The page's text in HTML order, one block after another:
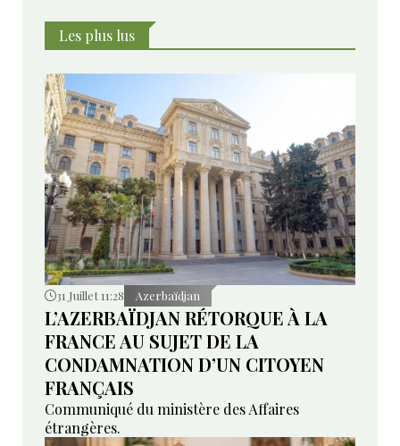
Les plus lus
31 Juillet 11:28 Azerbaïdjan
L’AZERBAÏDJAN RÉTORQUE À LA
FRANCE AU SUJET DE LA
CONDAMNATION D’UN CITOYEN
FRANÇAIS
Communiqué du ministère des Affaires
étrangères.